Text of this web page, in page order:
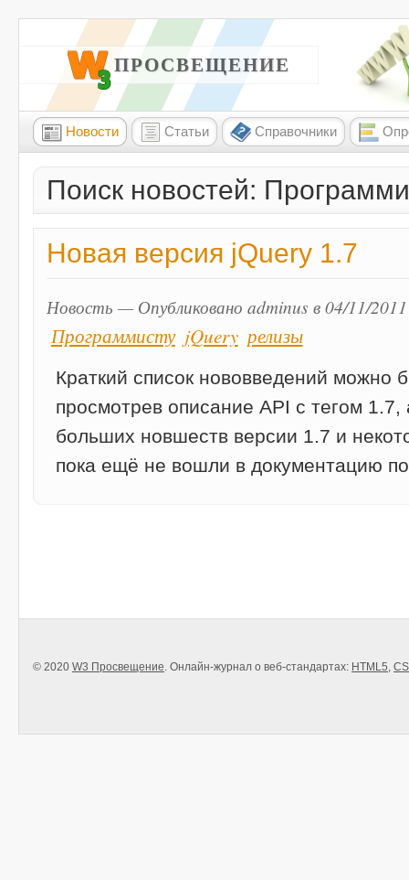
W3 ПРОСВЕЩЕНИЕ
Новости Статьи Справочники
Поиск новостей:
Новая версия jQuery 1.7
Новость — Опубликовано adminus в 04/11/
Программисту jQuery релизы
Краткий список нововведений можно
просмотрев описание API с тегом
больших новшеств версии 1.7 и
пока ещё не вошли в документацию
© 2020 W3 Просвещение. Онлайн-журнал о веб-стандартах: HTML5,